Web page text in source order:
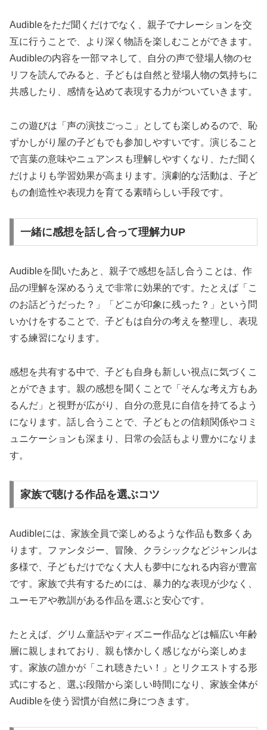
Audibleをただ聞くだけでなく、親子でナレーションを交
互に行うことで、より深く物語を楽しむことができます。
Audibleの内容を一部マネして、自分の声で登場人物のセ
リフを読んでみると、子どもは自然と登場人物の気持ちに
共感したり、感情を込めて表現する力がついていきます。
この遊びは「声の演技ごっこ」としても楽しめるので、恥
ずかしがり屋の子どもでも参加しやすいです。演じること
で言葉の意味やニュアンスも理解しやすくなり、ただ聞く
だけよりも学習効果が高まります。演劇的な活動は、子ど
もの創造性や表現力を育てる素晴らしい手段です。
一緒に感想を話し合って理解力UP
Audibleを聞いたあと、親子で感想を話し合うことは、作
品の理解を深めるうえで非常に効果的です。たとえば「こ
のお話どうだった？」「どこが印象に残った？」という問
いかけをすることで、子どもは自分の考えを整理し、表現
する練習になります。
感想を共有する中で、子ども自身も新しい視点に気づくこ
とができます。親の感想を聞くことで「そんな考え方もあ
るんだ」と視野が広がり、自分の意見に自信を持てるよう
になります。話し合うことで、子どもとの信頼関係やコミ
ュニケーションも深まり、日常の会話もより豊かになりま
す。
家族で聴ける作品を選ぶコツ
Audibleには、家族全員で楽しめるような作品も数多くあ
ります。ファンタジー、冒険、クラシックなどジャンルは
多様で、子どもだけでなく大人も夢中になれる内容が豊富
です。家族で共有するためには、暴力的な表現が少なく、
ユーモアや教訓がある作品を選ぶと安心です。
たとえば、グリム童話やディズニー作品などは幅広い年齢
層に親しまれており、親も懐かしく感じながら楽しめま
す。家族の誰かが「これ聴きたい！」とリクエストする形
式にすると、選ぶ段階から楽しい時間になり、家族全体が
Audibleを使う習慣が自然に身につきます。